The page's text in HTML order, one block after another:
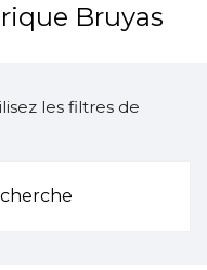
Bruyas
les filtres de